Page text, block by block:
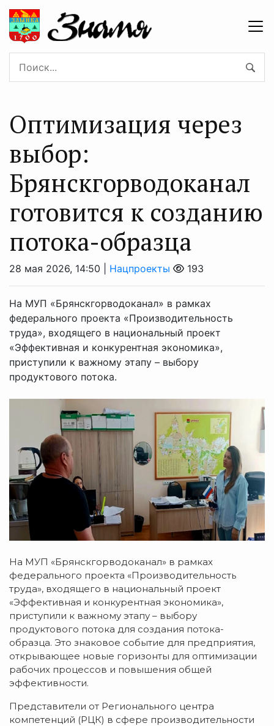
Оптимизация через
выбор:
Брянскгорводоканал
готовится к созданию
потока-образца
28 мая 2026, 14:50 | Нацпроекты 193
На МУП «Брянскгорводоканал» в рамках
федерального проекта «Производительность
труда», входящего в национальный проект
«Эффективная и конкурентная экономика»,
приступили к важному этапу – выбору
продуктового потока.
На МУП «Брянскгорводоканал» в рамках
федерального проекта «Производительность
труда», входящего в национальный проект
«Эффективная и конкурентная экономика»,
приступили к важному этапу – выбору
продуктового потока для создания потока-
образца. Это знаковое событие для предприятия,
открывающее новые горизонты для оптимизации
рабочих процессов и повышения общей
эффективности.
Представители от Регионального центра
компетенций (РЦК) в сфере производительности